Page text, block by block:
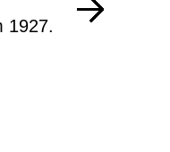
1927.